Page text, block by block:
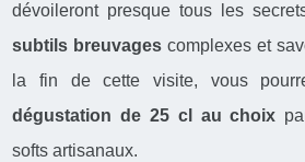
dévoileront presque tous les
subtils breuvages complexes et
la fin de cette visite, vous
dégustation de 25 cl au choix
softs artisanaux.